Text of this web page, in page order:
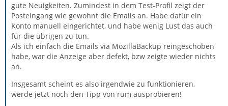
gute Neuigkeiten. Zumindest in dem Test-Profil zeigt der
Posteingang wie gewohnt die Emails an. Habe dafür ein
Konto manuell eingerichtet, und habe wenig Lust das auch
für die übrigen zu tun.
Als ich einfach die Emails via MozillaBackup reingeschoben
habe, war die Anzeige aber defekt, bzw zeigte wieder nichts
an.
Insgesamt scheint es also irgendwie zu funktionieren,
werde jetzt noch den Tipp von rum ausprobieren!